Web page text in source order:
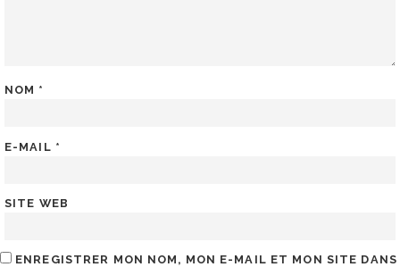
NOM *
E-MAIL *
SITE WEB
ENREGISTRER MON NOM, MON E-MAIL ET MON SITE DANS